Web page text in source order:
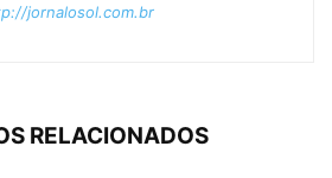
jornalosol.com.br
RELACIONADOS